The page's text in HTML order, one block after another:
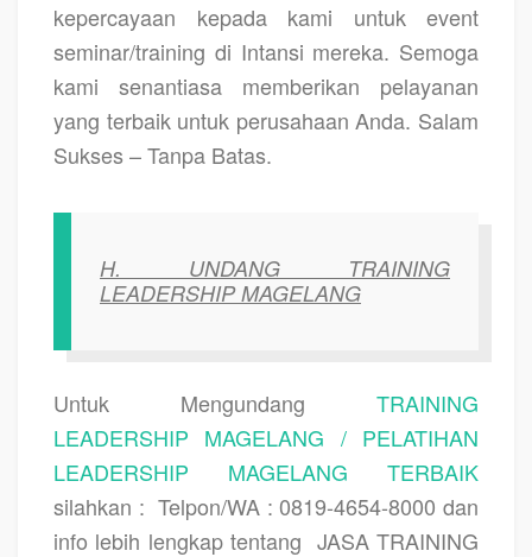
kepercayaan kepada kami untuk event
seminar/training di Intansi mereka. Semoga
kami senantiasa memberikan pelayanan
yang terbaik untuk perusahaan Anda. Salam
Sukses – Tanpa Batas.
H.
UNDANG TRAINING
LEADERSHIP MAGELANG
Untuk Mengundang TRAINING
LEADERSHIP MAGELANG / PELATIHAN
LEADERSHIP MAGELANG TERBAIK
silahkan : Telpon/WA : 0819-4654-8000 dan
info lebih lengkap tentang JASA TRAINING